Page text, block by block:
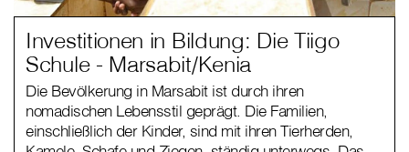
Investitionen in Bildung: Die Tiigo
Schule - Marsabit/Kenia
Die Bevölkerung in Marsabit ist durch ihren
nomadischen Lebensstil geprägt. Die Familien,
einschließlich der Kinder, sind mit ihren Tierherden,